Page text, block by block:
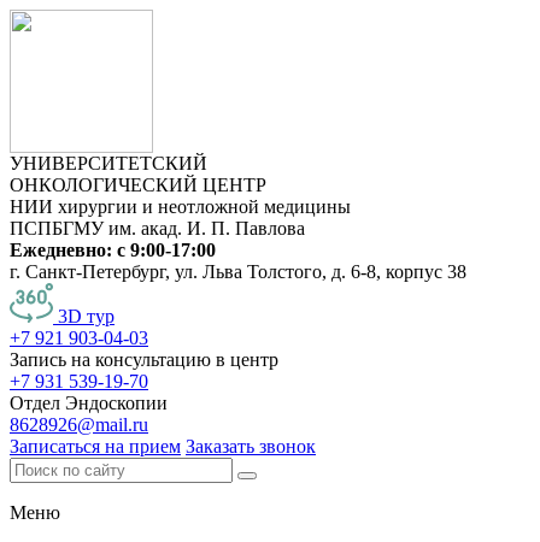
УНИВЕРСИТЕТСКИЙ
ОНКОЛОГИЧЕСКИЙ ЦЕНТР
НИИ хирургии и неотложной медицины
ПСПБГМУ им. акад. И. П. Павлова
Ежедневно: с 9:00-17:00
г. Санкт-Петербург, ул. Льва Толстого, д. 6-8, корпус 38
3D тур
+7 921 903-04-03
Запись на консультацию в центр
+7 931 539-19-70
Отдел Эндоскопии
8628926@mail.ru
Записаться на прием Заказать звонок
Меню